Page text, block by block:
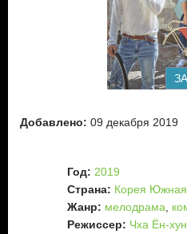
Добавлено: 09 декабря 2019
Год: 2019
Страна: Корея Южная
Жанр: мелодрама
Режиссер: Чха Ён-хун